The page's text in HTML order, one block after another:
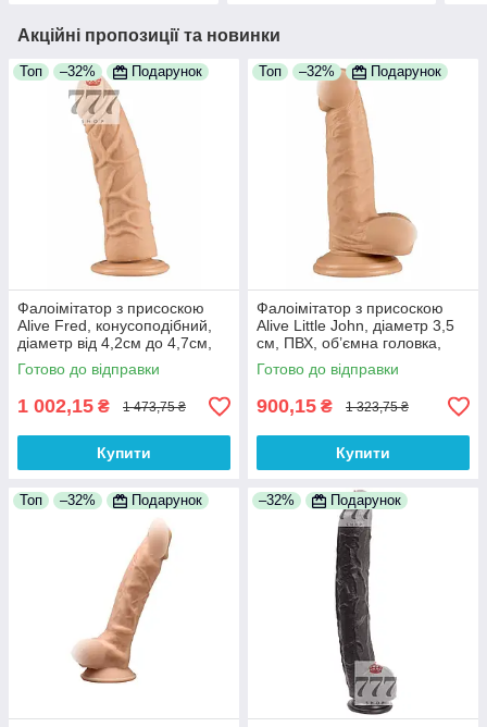
Акційні пропозиції та новинки
Топ –32% Подарунок
Фалоімітатор з присоскою
Alive Fred, конусоподібний,
діаметр від 4,2см до 4,7см,
ПВХ, рельєфний, шовковисте
покриття
Готово до відправки
1 002,15 ₴ 1 473,75 ₴
Купити
Топ –32% Подарунок
Фалоімітатор з присоскою
Alive Little John, діаметр 3,5
см, ПВХ, об’ємна головка,
міцна присоска
Готово до відправки
900,15 ₴ 1 323,75 ₴
Купити
Топ –32% Подарунок –32% Подарунок